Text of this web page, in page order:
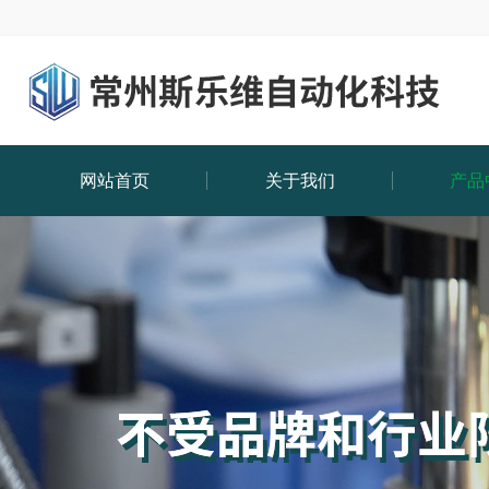
网站首页 关于我们 产品